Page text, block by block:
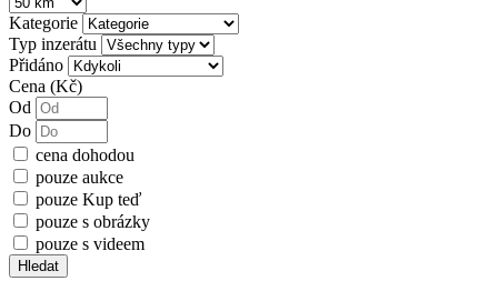
Kategorie
Typ inzerátu
Přidáno
Cena (Kč)
Od
Do
cena dohodou
pouze aukce
pouze Kup teď
pouze s obrázky
pouze s videem
Hledat